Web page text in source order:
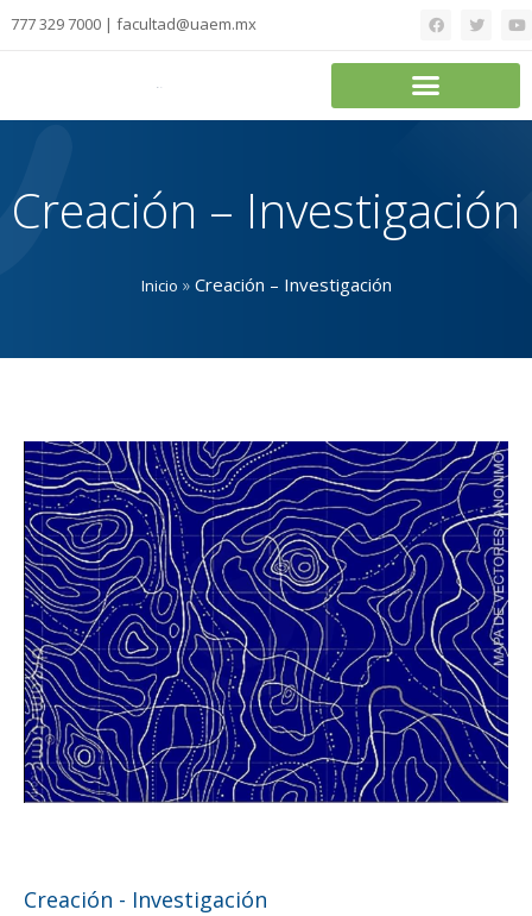
777 329 7000 | facultad@uaem.mx
Creación – Investigación
Inicio » Creación – Investigación
Creación - Investigación